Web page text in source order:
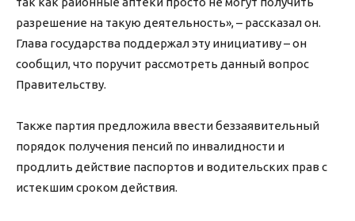
разрешение на такую деятельность», – рассказал он.
Глава государства поддержал эту инициативу – он
сообщил, что поручит рассмотреть данный вопрос
Правительству.
Также партия предложила ввести беззаявительный
порядок получения пенсий по инвалидности и
продлить действие паспортов и водительских прав с
истекшим сроком действия.